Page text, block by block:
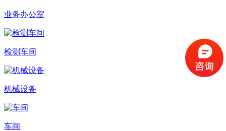
业务办公室
检测车间
机械设备
车间